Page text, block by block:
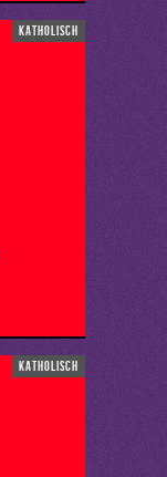
katholisch
katholisch